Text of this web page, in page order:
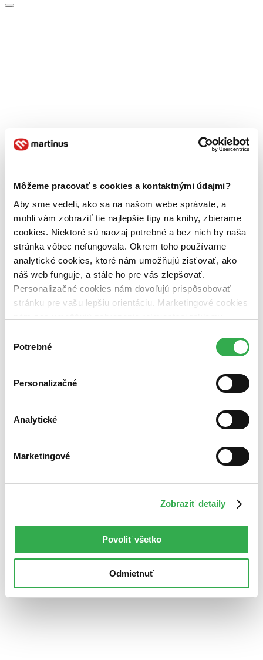
Môžeme pracovať s cookies a kontaktnými údajmi?
Aby sme vedeli, ako sa na našom webe správate, a
mohli vám zobraziť tie najlepšie tipy na knihy, zbierame
cookies. Niektoré sú naozaj potrebné a bez nich by naša
stránka vôbec nefungovala. Okrem toho používame
analytické cookies, ktoré nám umožňujú zisťovať, ako
náš web funguje, a stále ho pre vás zlepšovať.
Personalizačné cookies nám dovoľujú prispôsobovať
stránku pre vašu lepšiu orientáciu. Marketingové cookies
nám pomohlo, keby sme mohli používať všetky tieto
súhlasu
Potrebné
Personalizačné
Analytické
Marketingové
Zobraziť detaily
Povoliť všetko
Odmietnuť